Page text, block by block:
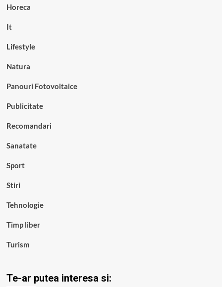
Horeca
It
Lifestyle
Natura
Panouri Fotovoltaice
Publicitate
Recomandari
Sanatate
Sport
Stiri
Tehnologie
Timp liber
Turism
Te-ar putea interesa si: